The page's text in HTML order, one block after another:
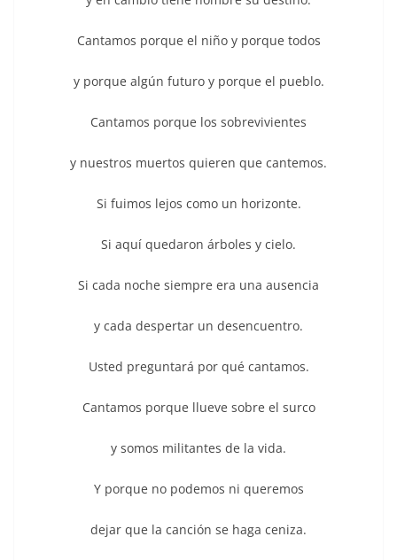
Cantamos porque el niño y porque todos
y porque algún futuro y porque el pueblo.
Cantamos porque los sobrevivientes
y nuestros muertos quieren que cantemos.
Si fuimos lejos como un horizonte.
Si aquí quedaron árboles y cielo.
Si cada noche siempre era una ausencia
y cada despertar un desencuentro.
Usted preguntará por qué cantamos.
Cantamos porque llueve sobre el surco
y somos militantes de la vida.
Y porque no podemos ni queremos
dejar que la canción se haga ceniza.